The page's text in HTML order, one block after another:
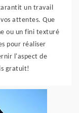
un travail
attentes. Que
ou un fini texturé
pour réaliser
l'aspect de
gratuit!